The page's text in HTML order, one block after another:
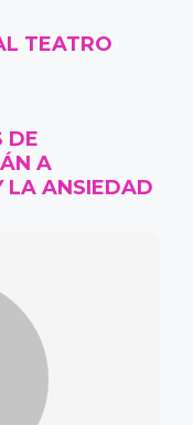
TEATRO
DE
A
LA ANSIEDAD